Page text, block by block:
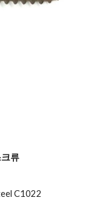
크류
C1022